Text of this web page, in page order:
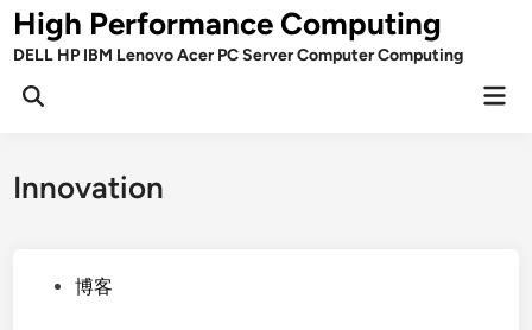
Skip
toHigh Performance Computing
DELL HP IBM Lenovo Acer PC Server Computer Computing
Open
Innovation
博客